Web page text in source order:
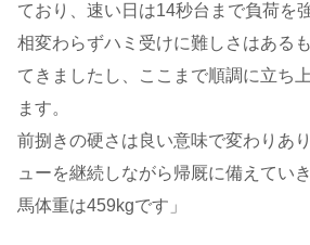
ており、速い日は14秒台まで負荷を
相変わらずハミ受けに難しさはある
てきましたし、ここまで順調に立ち
ます。
前捌きの硬さは良い意味で変わりあ
ューを継続しながら帰厩に備えてい
馬体重は459kgです」